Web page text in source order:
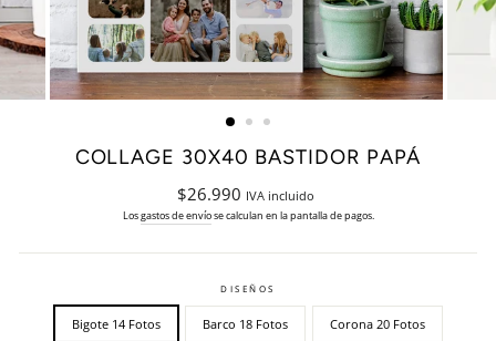
COLLAGE 30X40 BASTIDOR PAPÁ
Precio
habitual
$26.990 IVA incluido
Losgastos de envíose calculan en la pantalla de pagos.
DISEÑOS
Bigote 14 Fotos Barco 18 Fotos Corona 20 Fotos